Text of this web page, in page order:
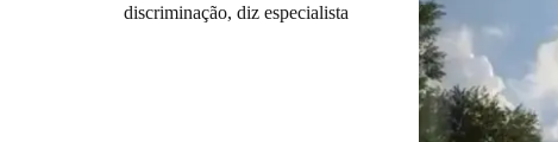
discriminação, diz especialista